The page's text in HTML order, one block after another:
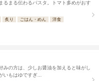
るまる伝わるパスタ。トマト多めがおす
炙り ごはん・めん 洋食
みの方は、少しお醤油を加えると味がし
いもはゆですぎ...